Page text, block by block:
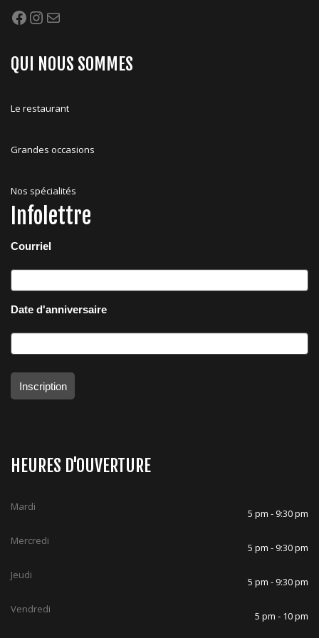
Facebook
Instagram
Mail
QUI NOUS SOMMES
Le restaurant
Grandes occasions
Nos spécialités
Infolettre
Courriel
Date d'anniversaire
Inscription
HEURES D'OUVERTURE
Mardi
5 pm - 9:30 pm
Mercredi
5 pm - 9:30 pm
Jeudi
5 pm - 9:30 pm
Vendredi
5 pm - 10 pm